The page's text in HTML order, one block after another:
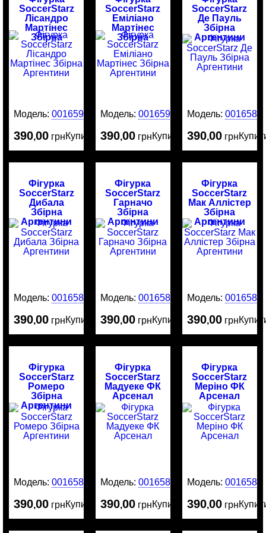
SoccerStarz
Лісандро
Мартінес
Збірна
Аргентини
Модель:0016591
390,00 грнКупити
SoccerStarz
Еміліано
Мартінес
Збірна
Аргентини
Модель:0016590
390,00 грнКупити
SoccerStarz
Де Пауль
Збірна
Аргентини
Модель: 0016589
390,00 грн
Фігурка
SoccerStarz
Дибала
Збірна
Аргентини
Модель:0016587
390,00 грнКупити
Фігурка
SoccerStarz
Гарначо
Збірна
Аргентини
Модель:0016586
390,00 грнКупити
Фігурка
SoccerStarz
Мак Аллістер
Збірна
Аргентини
Модель: 0016584
390,00 грн
Фігурка
SoccerStarz
Ромеро
Збірна
Аргентини
Модель:0016583
390,00 грнКупити
Фігурка
SoccerStarz
Мадуеке ФК
Арсенал
Модель:0016582
390,00 грнКупити
Фігурка
SoccerStarz
Меріно ФК
Арсенал
Модель: 0016581
390,00 грн